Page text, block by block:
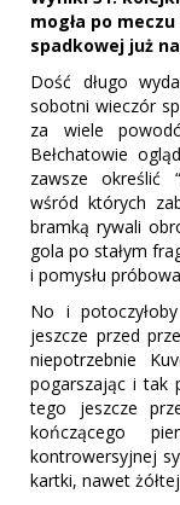
mogła po
spadkowej już
Dość długo
sobotni wieczór
za wiele
Bełchatowie
zawsze określić
wśród których
bramką rywali
gola po stałym
i pomysłu
No i
jeszcze przed
niepotrzebnie
pogarszając i tak
tego jeszcze
kończącego
kontrowersyjnej
kartki, nawet